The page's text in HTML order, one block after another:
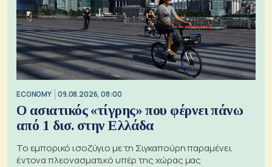
ECONOMY 09.08.2026, 08:00
Ο ασιατικός «τίγρης» που φέρνει πάνω
από 1 δισ. στην Ελλάδα
Το εμπορικό ισοζύγιο με τη Σιγκαπούρη παραμένει
έντονα πλεονασματικό υπέρ της χώρας μας